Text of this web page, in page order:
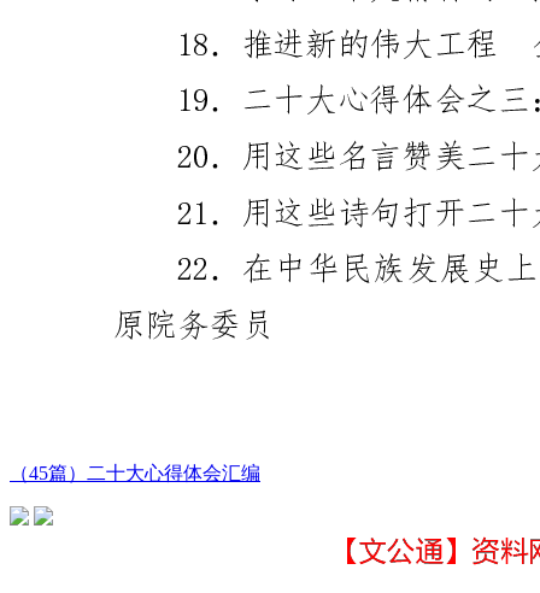
（45篇）二十大心得体会汇编